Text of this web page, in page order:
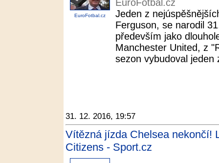
EuroFotbal.cz
EuroFotbal.cz
Jeden z
Ferguson, se narodil
především jako
Manchester United, z
sezon vybudoval
31. 12. 2016, 19:57
Vítězná jízda Chelsea nekončí!
Citizens - Sport.cz